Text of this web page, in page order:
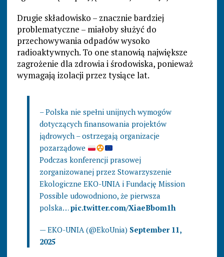
Drugie składowisko – znacznie bardziej
problematyczne – miałoby służyć do
przechowywania odpadów wysoko
radioaktywnych. To one stanowią największe
zagrożenie dla zdrowia i środowiska, ponieważ
wymagają izolacji przez tysiące lat.
– Polska nie spełni unijnych wymogów
dotyczących finansowania projektów
jądrowych – ostrzegają organizacje
pozarządowe
Podczas konferencji prasowej
zorganizowanej przez Stowarzyszenie
Ekologiczne EKO-UNIA i Fundację Mission
Possible udowodniono, że pierwsza
polska…pic.twitter.com/XiaeBbom1h
— EKO-UNIA (@EkoUnia) September 11,
2025